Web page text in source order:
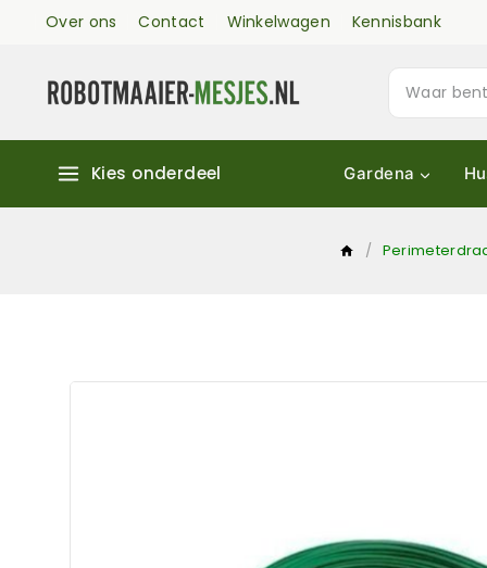
Over ons Contact Winkelwagen Kennisbank
Kies onderdeel Gardena
/